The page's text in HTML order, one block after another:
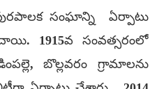
పురపాలక సంఘాన్ని ఏర్పాటు
1915వ సంవత్సరంలో
బొల్లవరం గ్రామాలను